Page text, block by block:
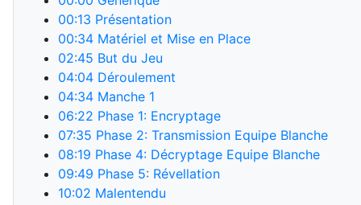
00:13 Présentation
00:34 Matériel et Mise en Place
02:45 But du Jeu
04:04 Déroulement
04:34 Manche 1
06:22 Phase 1: Encryptage
07:35 Phase 2: Transmission Equipe Blanche
08:19 Phase 4: Décryptage Equipe Blanche
09:49 Phase 5: Révellation
10:02 Malentendu